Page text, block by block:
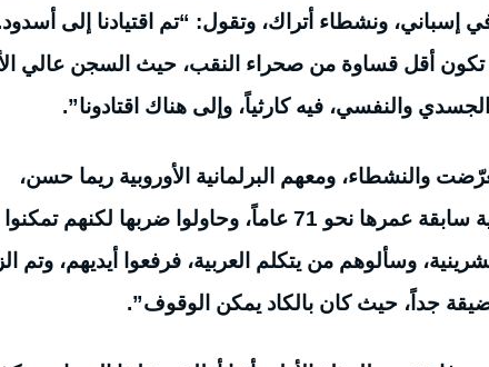
ونشطاء أتراك، وتقول: “تم اقتيادنا إلى
تكون أقل قساوة من صحراء النقب، حيث السجن عالي
والنفسي، فيه كارثياً، وإلى هناك اقتادونا”.
والنشطاء، ومعهم البرلمانية الأوروبية ريما حسن،
للتعذيب والضرب، وكانت معهم أيضاً برلمانية جزائرية سابقة عمرها نحو 71 عاماً، وحاولوا ضربها
وسألوهم من يتكلم العربية، فرفعوا أيديهم، وتم
جداً، حيث كان بالكاد يمكن الوقوف”.